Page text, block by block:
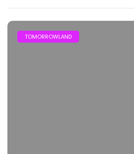
TOMORROWLAND